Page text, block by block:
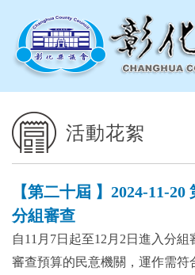
活動花絮
【第二十屆 】2024-11-
分組審查
自11月7日起至12月2日進入分
審查預算的民意機關，運作需符